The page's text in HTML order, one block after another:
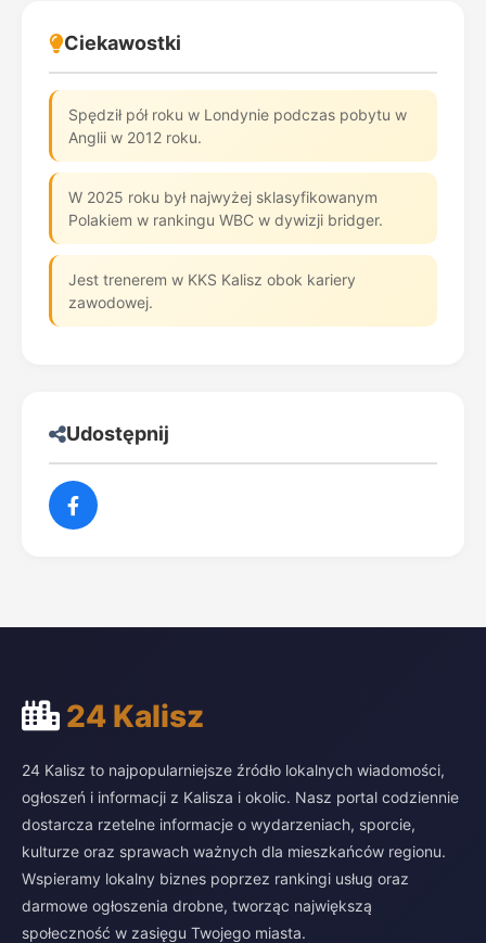
Ciekawostki
Spędził pół roku w Londynie podczas pobytu w
Anglii w 2012 roku.
W 2025 roku był najwyżej sklasyfikowanym
Polakiem w rankingu WBC w dywizji bridger.
Jest trenerem w KKS Kalisz obok kariery
zawodowej.
Udostępnij
24 Kalisz
24 Kalisz to najpopularniejsze źródło lokalnych wiadomości,
ogłoszeń i informacji z Kalisza i okolic. Nasz portal codziennie
dostarcza rzetelne informacje o wydarzeniach, sporcie,
kulturze oraz sprawach ważnych dla mieszkańców regionu.
Wspieramy lokalny biznes poprzez rankingi usług oraz
darmowe ogłoszenia drobne, tworząc największą
społeczność w zasięgu Twojego miasta.